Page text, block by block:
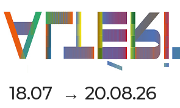
18.07 → 20.08.26